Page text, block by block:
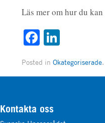
Läs mer om hur du
Facebook
Posted inOkategoriserade.
Kontakta oss